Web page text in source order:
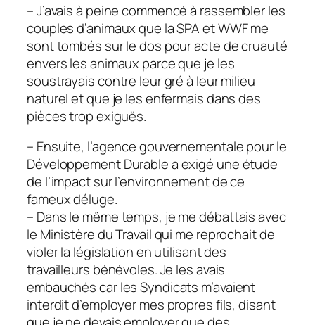
– J’avais à peine commencé à rassembler les
couples d’animaux que la SPA et WWF me
sont tombés sur le dos pour acte de cruauté
envers les animaux parce que je les
soustrayais contre leur gré à leur milieu
naturel et que je les enfermais dans des
pièces trop exiguës.
– Ensuite, l’agence gouvernementale pour le
Développement Durable a exigé une étude
de l’impact sur l’environnement de ce
fameux déluge.
– Dans le même temps, je me débattais avec
le Ministère du Travail qui me reprochait de
violer la législation en utilisant des
travailleurs bénévoles. Je les avais
embauchés car les Syndicats m’avaient
interdit d’employer mes propres fils, disant